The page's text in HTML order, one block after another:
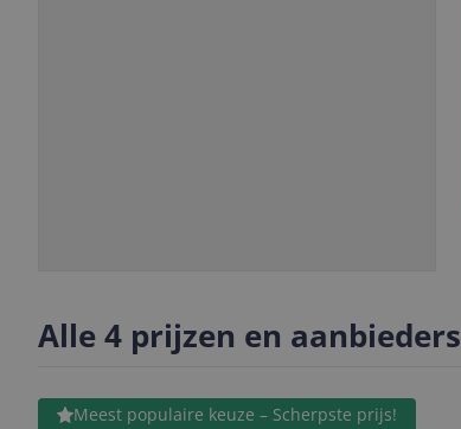
Alle 4 prijzen en aanbieders
Meest populaire keuze – Scherpste prijs!
Bekijk product